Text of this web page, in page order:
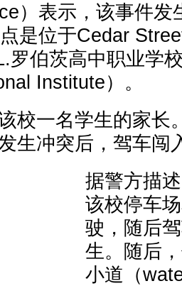
）表示，该事件发
是位于Cedar
罗伯茨高中职业学
Institute）。
校一名学生的家长
生冲突后，驾车闯
据警方描
该校停车
驶，随后
生。随后
小道（